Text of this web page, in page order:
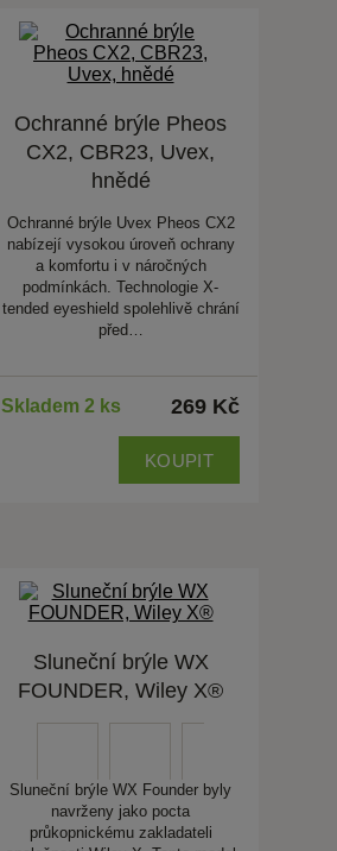
Ochranné brýle Pheos
CX2, CBR23, Uvex,
hnědé
Ochranné brýle Uvex Pheos CX2
nabízejí vysokou úroveň ochrany
a komfortu i v náročných
podmínkách. Technologie X-
tended eyeshield spolehlivě chrání
před…
Skladem 2 ks 269 Kč
KOUPIT
Sluneční brýle WX
FOUNDER, Wiley X®
Sluneční brýle WX Founder byly
navrženy jako pocta
průkopnickému zakladateli